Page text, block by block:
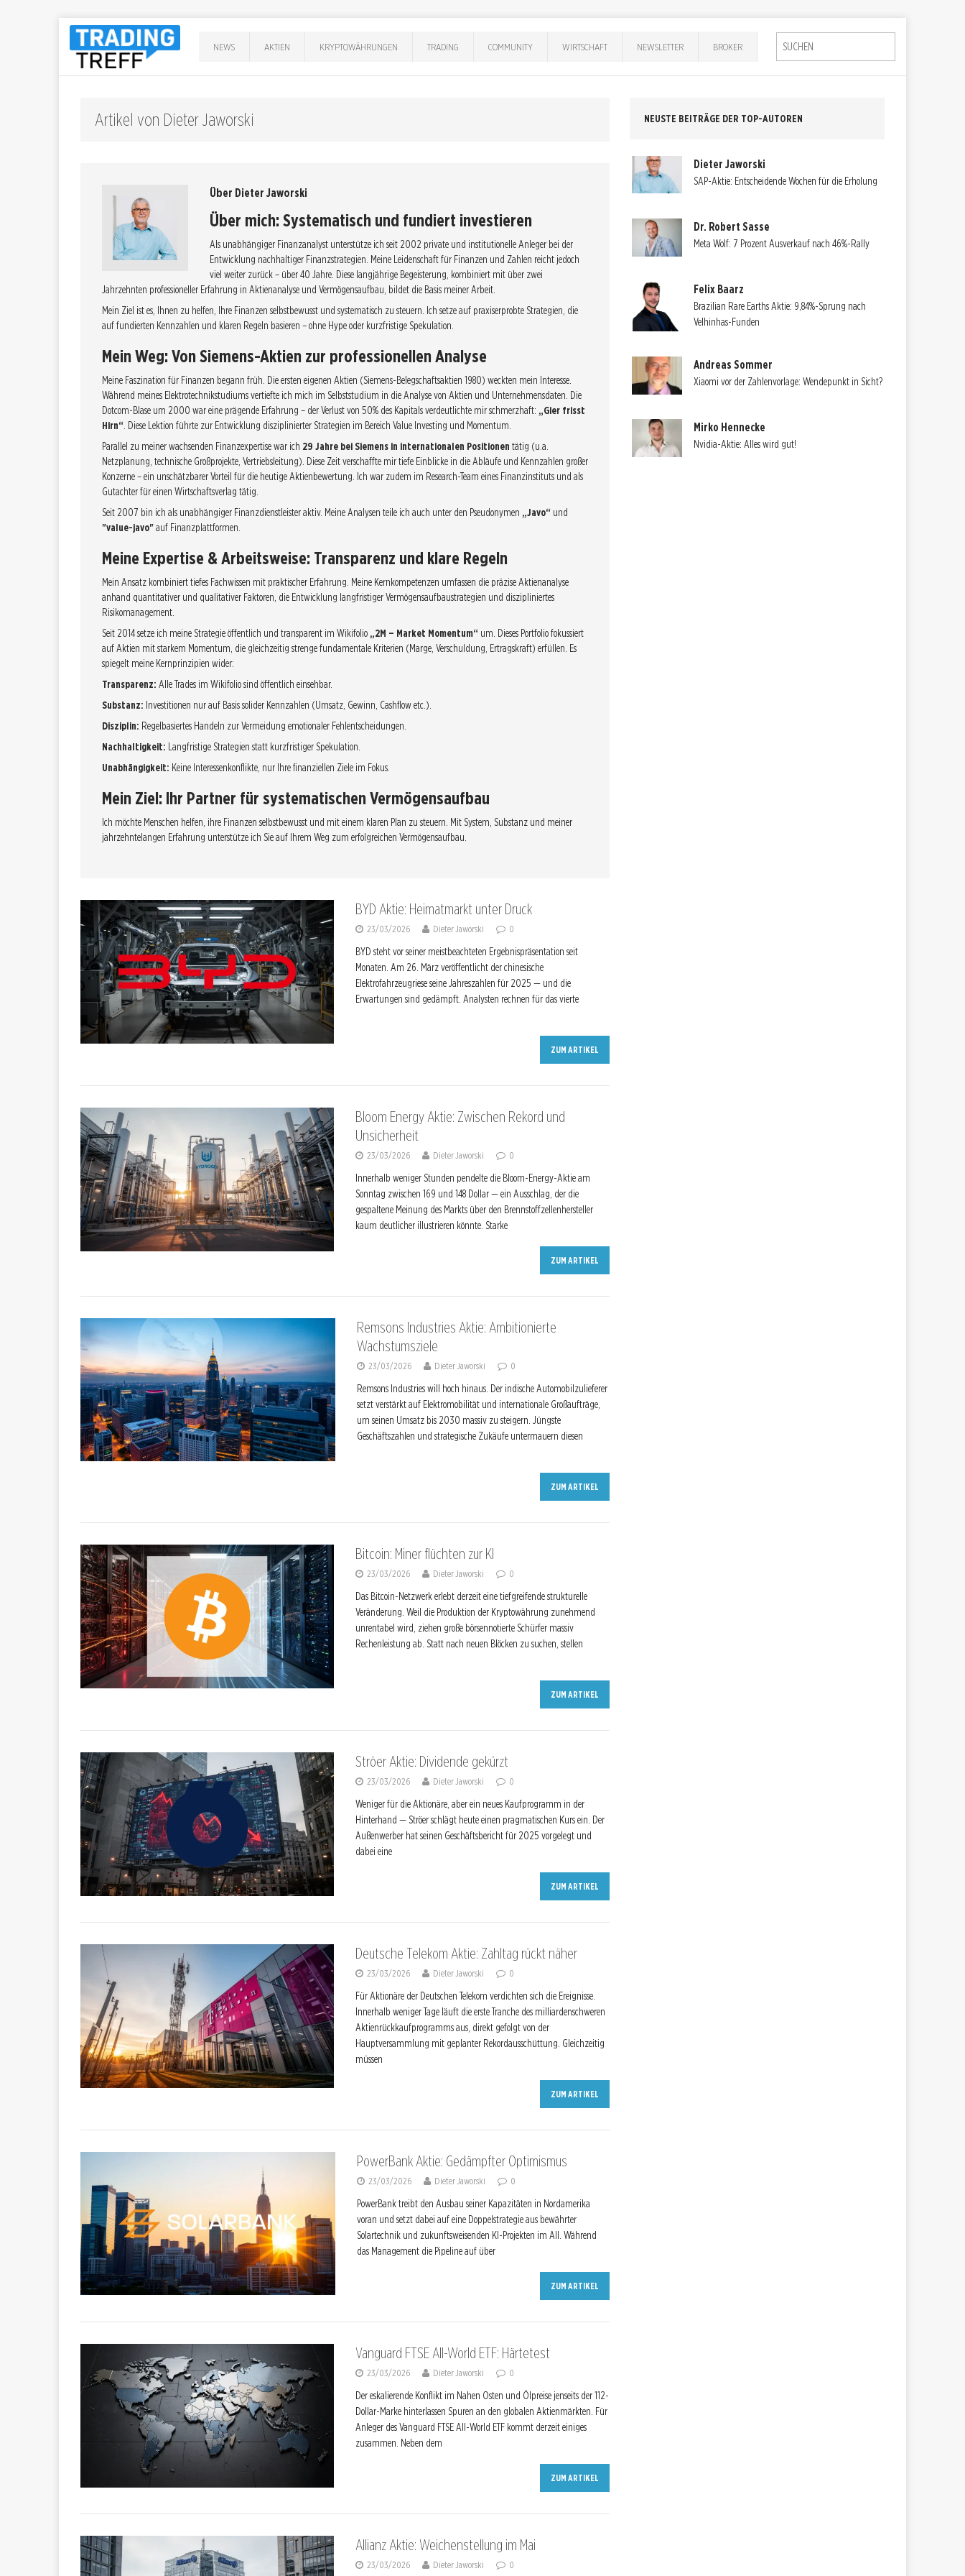
NEWS AKTIEN KRYPTOWÄHRUNGEN TRADING COMMUNITY WIRTSCHAFT NEWSLETTER BROKER
Artikel von Dieter Jaworski
Über Dieter Jaworski
Über mich: Systematisch und fundiert investieren
Als unabhängiger Finanzanalyst unterstütze ich seit 2002 private und institutionelle Anleger bei der
Entwicklung nachhaltiger Finanzstrategien. Meine Leidenschaft für Finanzen und Zahlen reicht jedoch
viel weiter zurück – über 40 Jahre. Diese langjährige Begeisterung, kombiniert mit über zwei
Jahrzehnten professioneller Erfahrung in Aktienanalyse und Vermögensaufbau, bildet die Basis meiner Arbeit.
Mein Ziel ist es, Ihnen zu helfen, Ihre Finanzen selbstbewusst und systematisch zu steuern. Ich setze auf praxiserprobte Strategien, die
auf fundierten Kennzahlen und klaren Regeln basieren – ohne Hype oder kurzfristige Spekulation.
Mein Weg: Von Siemens-Aktien zur professionellen Analyse
Meine Faszination für Finanzen begann früh. Die ersten eigenen Aktien (Siemens-Belegschaftsaktien 1980) weckten mein Interesse.
Während meines Elektrotechnikstudiums vertiefte ich mich im Selbststudium in die Analyse von Aktien und Unternehmensdaten. Die
Dotcom-Blase um 2000 war eine prägende Erfahrung – der Verlust von 50% des Kapitals verdeutlichte mir schmerzhaft: „Gier frisst
Hirn“ . Diese Lektion führte zur Entwicklung disziplinierter Strategien im Bereich Value Investing und Momentum.
Parallel zu meiner wachsenden Finanzexpertise war ich 29 Jahre bei Siemens in internationalen Positionen tätig (u.a.
Netzplanung, technische Großprojekte, Vertriebsleitung). Diese Zeit verschaffte mir tiefe Einblicke in die Abläufe und Kennzahlen großer
Konzerne – ein unschätzbarer Vorteil für die heutige Aktienbewertung. Ich war zudem im Research-Team eines Finanzinstituts und als
Gutachter für einen Wirtschaftsverlag tätig.
Seit 2007 bin ich als unabhängiger Finanzdienstleister aktiv. Meine Analysen teile ich auch unter den Pseudonymen „Javo“ und
"value-javo"auf Finanzplattformen.
Meine Expertise & Arbeitsweise: Transparenz und klare Regeln
Mein Ansatz kombiniert tiefes Fachwissen mit praktischer Erfahrung. Meine Kernkompetenzen umfassen die präzise Aktienanalyse
anhand quantitativer und qualitativer Faktoren, die Entwicklung langfristiger Vermögensaufbaustrategien und diszipliniertes
Risikomanagement.
Seit 2014 setze ich meine Strategie öffentlich und transparent im Wikifolio „2M – Market Momentum“ um. Dieses Portfolio fokussiert
auf Aktien mit starkem Momentum, die gleichzeitig strenge fundamentale Kriterien (Marge, Verschuldung, Ertragskraft) erfüllen. Es
spiegelt meine Kernprinzipien wider:
Transparenz: Alle Trades im Wikifolio sind öffentlich einsehbar.
Substanz: Investitionen nur auf Basis solider Kennzahlen (Umsatz, Gewinn, Cashflow etc.).
Disziplin: Regelbasiertes Handeln zur Vermeidung emotionaler Fehlentscheidungen.
Nachhaltigkeit: Langfristige Strategien statt kurzfristiger Spekulation.
Unabhängigkeit: Keine Interessenkonflikte, nur Ihre finanziellen Ziele im Fokus.
Mein Ziel: Ihr Partner für systematischen Vermögensaufbau
Ich möchte Menschen helfen, ihre Finanzen selbstbewusst und mit einem klaren Plan zu steuern. Mit System, Substanz und meiner
jahrzehntelangen Erfahrung unterstütze ich Sie auf Ihrem Weg zum erfolgreichen Vermögensaufbau.
BYD Aktie: Heimatmarkt unter Druck
23/03/2026 Dieter Jaworski 0
BYD steht vor seiner meistbeachteten Ergebnispräsentation seit
Monaten. Am 26. März veröffentlicht der chinesische
Elektrofahrzeugriese seine Jahreszahlen für 2025 — und die
Erwartungen sind gedämpft. Analysten rechnen für das vierte
ZUM ARTIKEL
Bloom Energy Aktie: Zwischen Rekord und
Unsicherheit
23/03/2026 Dieter Jaworski 0
Innerhalb weniger Stunden pendelte die Bloom-Energy-Aktie am
Sonntag zwischen 169 und 148 Dollar — ein Ausschlag, der die
gespaltene Meinung des Markts über den Brennstoffzellenhersteller
kaum deutlicher illustrieren könnte. Starke
ZUM ARTIKEL
Remsons Industries Aktie: Ambitionierte
Wachstumsziele
23/03/2026 Dieter Jaworski 0
Remsons Industries will hoch hinaus. Der indische Automobilzulieferer
setzt verstärkt auf Elektromobilität und internationale Großaufträge,
um seinen Umsatz bis 2030 massiv zu steigern. Jüngste
Geschäftszahlen und strategische Zukäufe untermauern diesen
ZUM ARTIKEL
Bitcoin: Miner flüchten zur KI
23/03/2026 Dieter Jaworski 0
Das Bitcoin-Netzwerk erlebt derzeit eine tiefgreifende strukturelle
Veränderung. Weil die Produktion der Kryptowährung zunehmend
unrentabel wird, ziehen große börsennotierte Schürfer massiv
Rechenleistung ab. Statt nach neuen Blöcken zu suchen, stellen
ZUM ARTIKEL
Ströer Aktie: Dividende gekürzt
23/03/2026 Dieter Jaworski 0
Weniger für die Aktionäre, aber ein neues Kaufprogramm in der
Hinterhand — Ströer schlägt heute einen pragmatischen Kurs ein. Der
Außenwerber hat seinen Geschäftsbericht für 2025 vorgelegt und
dabei eine
ZUM ARTIKEL
Deutsche Telekom Aktie: Zahltag rückt näher
23/03/2026 Dieter Jaworski 0
Für Aktionäre der Deutschen Telekom verdichten sich die Ereignisse.
Innerhalb weniger Tage läuft die erste Tranche des milliardenschweren
Aktienrückkaufprogramms aus, direkt gefolgt von der
Hauptversammlung mit geplanter Rekordausschüttung. Gleichzeitig
müssen
ZUM ARTIKEL
PowerBank Aktie: Gedämpfter Optimismus
23/03/2026 Dieter Jaworski 0
PowerBank treibt den Ausbau seiner Kapazitäten in Nordamerika
voran und setzt dabei auf eine Doppelstrategie aus bewährter
Solartechnik und zukunftsweisenden KI-Projekten im All. Während
das Management die Pipeline auf über
ZUM ARTIKEL
Vanguard FTSE All-World ETF: Härtetest
23/03/2026 Dieter Jaworski 0
Der eskalierende Konflikt im Nahen Osten und Ölpreise jenseits der 112-
Dollar-Marke hinterlassen Spuren an den globalen Aktienmärkten. Für
Anleger des Vanguard FTSE All-World ETF kommt derzeit einiges
zusammen. Neben dem
ZUM ARTIKEL
Allianz Aktie: Weichenstellung im Mai
23/03/2026 Dieter Jaworski 0
NEUSTE BEITRÄGE DER TOP-AUTOREN
Dieter Jaworski
SAP-Aktie: Entscheidende Wochen für die Erholung
Dr. Robert Sasse
Meta Wolf: 7 Prozent Ausverkauf nach 46%-Rally
Felix Baarz
Brazilian Rare Earths Aktie: 9,84%-Sprung nach
Velhinhas-Funden
Andreas Sommer
Xiaomi vor der Zahlenvorlage: Wendepunkt in Sicht?
Mirko Hennecke
Nvidia-Aktie: Alles wird gut!